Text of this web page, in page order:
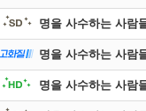
명을 사수하는 사람
명을 사수하는 사람
명을 사수하는 사람